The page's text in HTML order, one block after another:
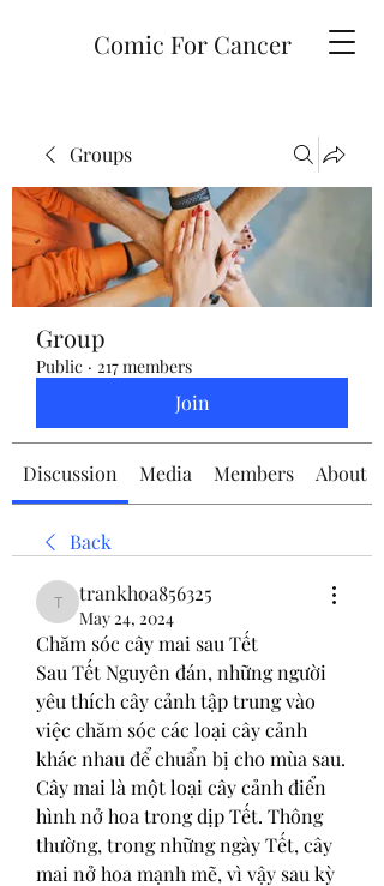
Comic For Cancer
Groups
Group
Public · 217 members
Join
Discussion Media Members About
Back
trankhoa856325
trankhoa856325
May 24, 2024
Chăm sóc cây mai sau Tết
Sau Tết Nguyên đán, những người
yêu thích cây cảnh tập trung vào
việc chăm sóc các loại cây cảnh
khác nhau để chuẩn bị cho mùa sau.
Cây mai là một loại cây cảnh điển
hình nở hoa trong dịp Tết. Thông
thường, trong những ngày Tết, cây
mai nở hoa mạnh mẽ, vì vậy sau kỳ